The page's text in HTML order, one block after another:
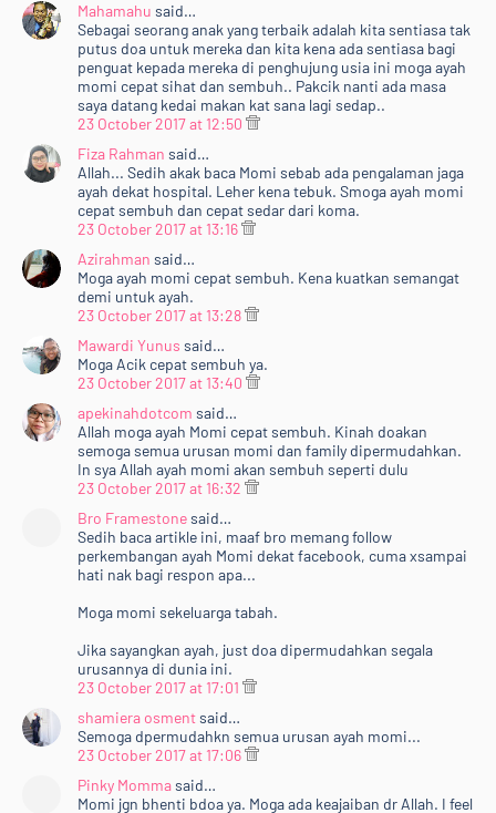
Mahamahu said…
Sebagai seorang anak yang terbaik adalah kita sentiasa tak
putus doa untuk mereka dan kita kena ada sentiasa bagi
penguat kepada mereka di penghujung usia ini moga ayah
momi cepat sihat dan sembuh.. Pakcik nanti ada masa
saya datang kedai makan kat sana lagi sedap..
23 October 2017 at 12:50
Fiza Rahman said…
Allah... Sedih akak baca Momi sebab ada pengalaman jaga
ayah dekat hospital. Leher kena tebuk. Smoga ayah momi
cepat sembuh dan cepat sedar dari koma.
23 October 2017 at 13:16
Azirahman said…
Moga ayah momi cepat sembuh. Kena kuatkan semangat
demi untuk ayah.
23 October 2017 at 13:28
Mawardi Yunus said…
Moga Acik cepat sembuh ya.
23 October 2017 at 13:40
apekinahdotcom said…
Allah moga ayah Momi cepat sembuh. Kinah doakan
semoga semua urusan momi dan family dipermudahkan.
In sya Allah ayah momi akan sembuh seperti dulu
23 October 2017 at 16:32
Bro Framestonesaid…
Sedih baca artikle ini, maaf bro memang follow
perkembangan ayah Momi dekat facebook, cuma xsampai
hati nak bagi respon apa...
Moga momi sekeluarga tabah.
Jika sayangkan ayah, just doa dipermudahkan segala
urusannya di dunia ini.
23 October 2017 at 17:01
shamiera osmentsaid…
Semoga dpermudahkn semua urusan ayah momi...
23 October 2017 at 17:06
Pinky Mommasaid…
Momi jgn bhenti bdoa ya. Moga ada keajaiban dr Allah. I feel